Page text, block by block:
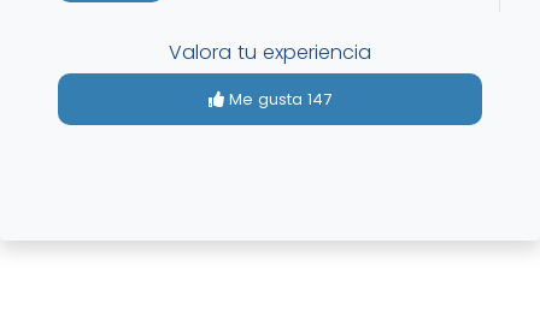
Valora tu experiencia
Me gusta 147